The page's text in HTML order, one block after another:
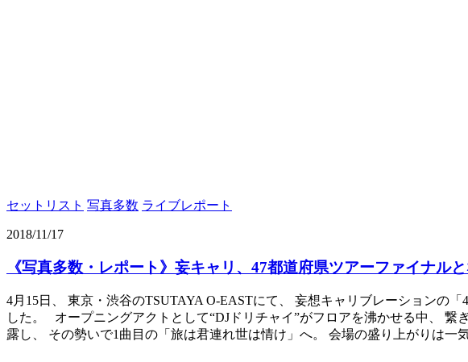
セットリスト 写真多数 ライブレポート
2018/11/17
《写真多数・レポート》妄キャリ、47都道府県ツアーファイナル
4月15日、 東京・渋谷のTSUTAYA O-EASTにて、 妄想キャリブレーションの
した。 オープニングアクトとして“DJドリチャイ”がフロアを沸かせる中、
露し、 その勢いで1曲目の「旅は君連れ世は情け」へ。 会場の盛り上がりは一